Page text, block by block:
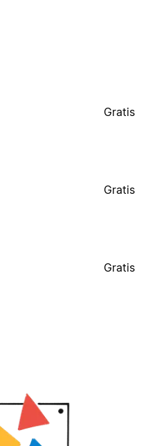
Gratis
Gratis
Gratis